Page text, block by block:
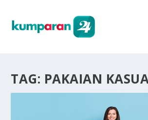
TAG: PAKAIAN